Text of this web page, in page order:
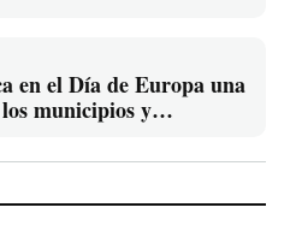
en el Día de Europa una
municipios y